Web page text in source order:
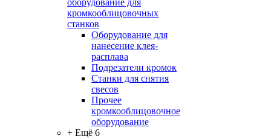
оборудование для
кромкооблицовочных
станков
Оборудование для
нанесение клея-
расплава
Подрезатели кромок
Станки для снятия
свесов
Прочее
кромкооблицовочное
оборудование
+ Ещё 6